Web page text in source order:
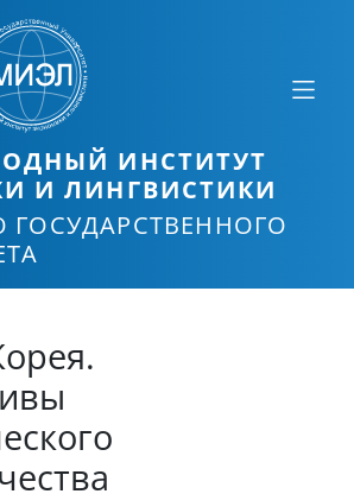
ИНСТИТУТ
И ЛИНГВИСТИКИ
ГОСУДАРСТВЕННОГО